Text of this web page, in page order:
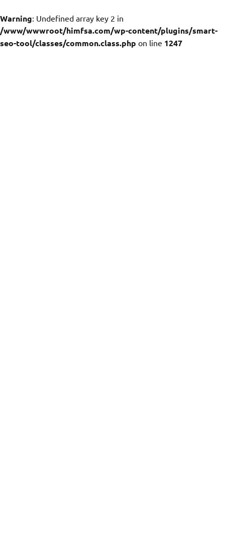
Warning: Undefined array key 2 in
/www/wwwroot/himfsa.com/wp-content/plugins/smart-
seo-tool/classes/common.class.php on line 1247